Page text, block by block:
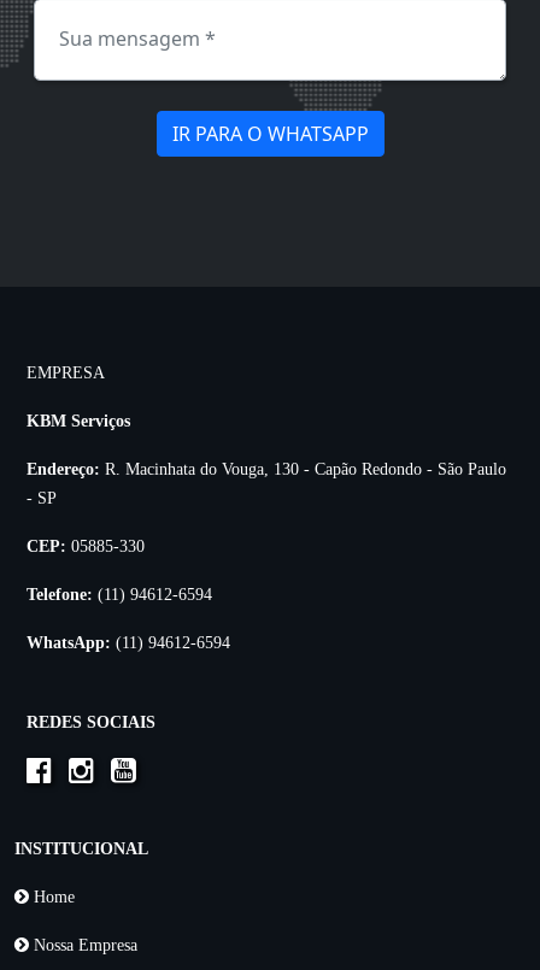
IR PARA O WHATSAPP
EMPRESA
KBM Serviços
Endereço: R. Macinhata do Vouga, 130 - Capão Redondo - São Paulo
- SP
CEP: 05885-330
Telefone: (11) 94612-6594
WhatsApp: (11) 94612-6594
REDES SOCIAIS
INSTITUCIONAL
Home
Nossa Empresa